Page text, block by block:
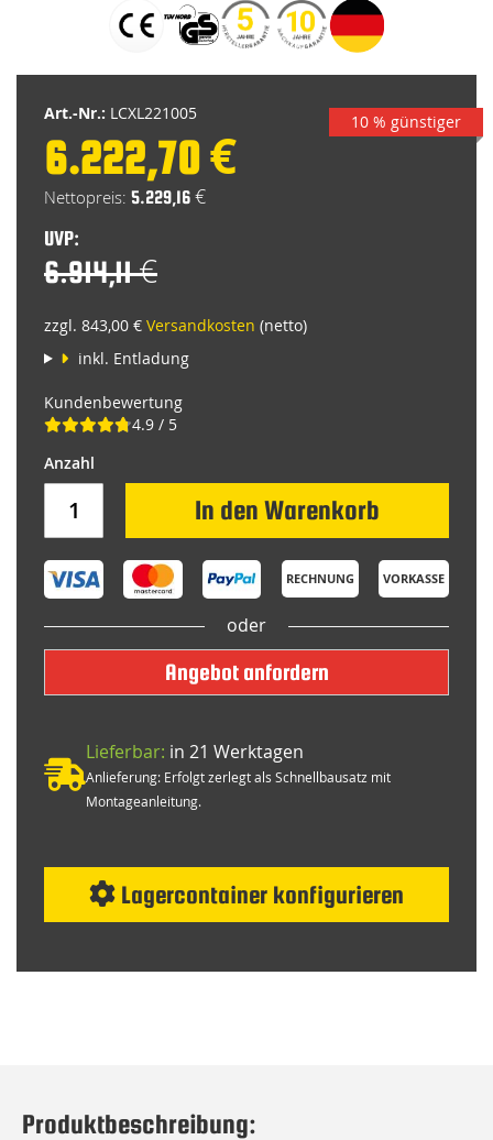
Art.-Nr.: LCXL221005
Special
Price
6.222,70 €
5.229,16 €
UVP:
6.914,11 €
zzgl. 843,00 € Versandkosten (netto)
inkl. Entladung
Kundenbewertung
4.9 / 5
In den Warenkorb
RECHNUNG VORKASSE
oder
Angebot anfordern
Lieferbar: in 21 Werktagen
Anlieferung: Erfolgt zerlegt als Schnellbausatz mit
Montageanleitung.
Lagercontainer konfigurieren
10 % günstiger
springen
Produktbeschreibung: